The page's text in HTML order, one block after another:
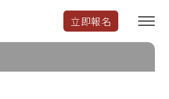
立即報名
選
單